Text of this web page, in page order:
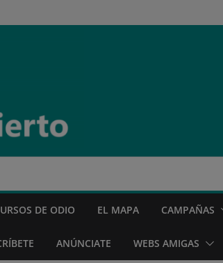
DE ODIO EL MAPA CAMPAÑAS
ANÚNCIATE WEBS AMIGAS